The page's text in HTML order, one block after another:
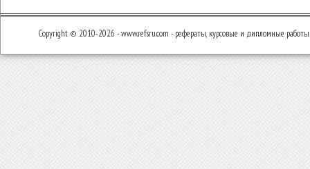
Copyright © 2010-2026 - www.refsru.com - рефераты, курсовые и дипломные работы